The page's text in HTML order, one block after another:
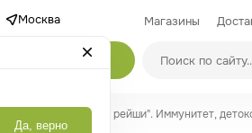
Москва Магазины
Каталог
Комплекс "Чага и рейши". Иммунитет,
Да, верно